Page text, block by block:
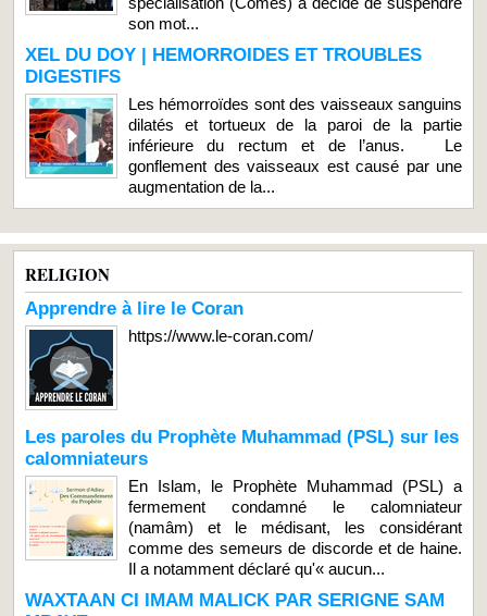
son mot...
XEL DU DOY | HEMORROIDES ET TROUBLES
DIGESTIFS
Les hémorroïdes sont des vaisseaux sanguins
dilatés et tortueux de la paroi de la partie
inférieure du rectum et de l’anus. Le
gonflement des vaisseaux est causé par une
augmentation de la...
RELIGION
Apprendre à lire le Coran
https://www.le-coran.com/
Les paroles du Prophète Muhammad (PSL) sur les
calomniateurs
En Islam, le Prophète Muhammad (PSL) a
fermement condamné le calomniateur
(namâm) et le médisant, les considérant
comme des semeurs de discorde et de haine.
Il a notamment déclaré qu'« aucun...
WAXTAAN CI IMAM MALICK PAR SERIGNE SAM